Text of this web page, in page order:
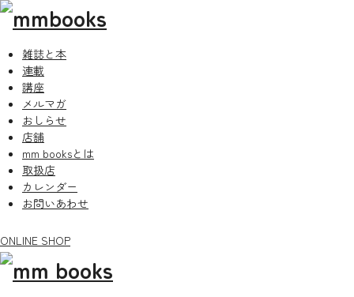
雑誌と本
連載
講座
メルマガ
おしらせ
店舗
mm booksとは
取扱店
カレンダー
お問いあわせ
ONLINE SHOP